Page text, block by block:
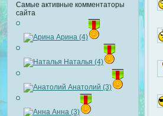
Самые активные комментаторы
сайта
Арина (4)
Наталья (4)
Анатолий (3)
Анна (3)